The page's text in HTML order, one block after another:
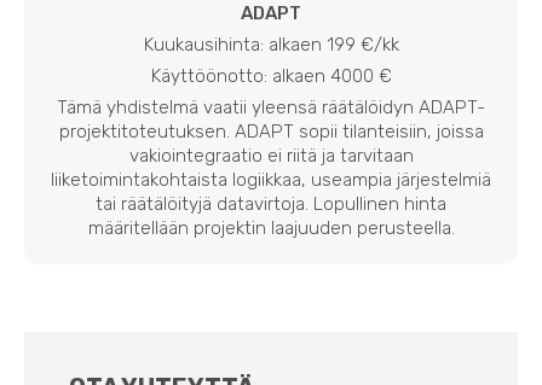
ADAPT
Kuukausihinta: alkaen 199 €/kk
Käyttöönotto: alkaen 4000 €
Tämä yhdistelmä vaatii yleensä räätälöidyn ADAPT-
projektitoteutuksen. ADAPT sopii tilanteisiin, joissa
vakiointegraatio ei riitä ja tarvitaan
liiketoimintakohtaista logiikkaa, useampia järjestelmiä
tai räätälöityjä datavirtoja. Lopullinen hinta
määritellään projektin laajuuden perusteella.